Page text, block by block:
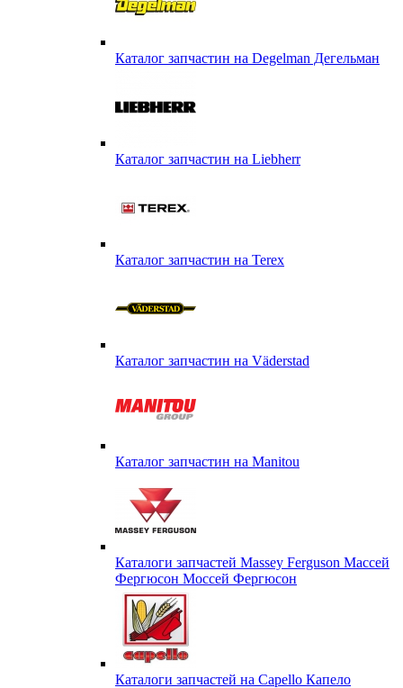
Каталог запчастин на Degelman Дегельман
Каталог запчастин на Liebherr
Каталог запчастин на Terex
Каталог запчастин на Väderstad
Каталог запчастин на Маnitou
Каталоги запчастей Massey Ferguson Массей
Фергюсон Моссей Фергюсон
Каталоги запчастей на Capello Капело